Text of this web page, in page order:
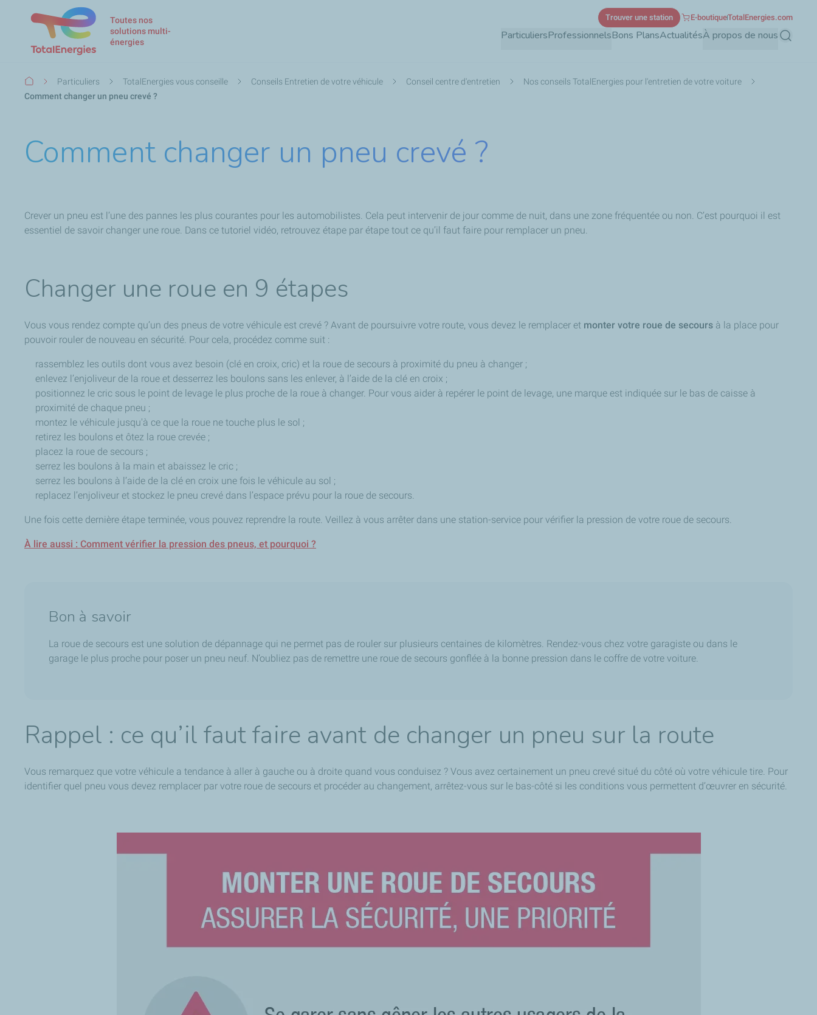
Toutes nos
solutions multi-
énergies
ParticuliersProfessionnelsBons PlansActualitésÀ propos de nous
Trouver une station E-boutiqueTotalEnergies.com
Fil
d'Ariane
Particuliers TotalEnergies vous conseille Conseils Entretien de votre véhicule Conseil centre d'entretien
Nos conseils TotalEnergies pour l'entretien de votre voiture
Comment changer un pneu crevé ?
Comment changer un pneu crevé ?
Crever un pneu est l’une des pannes les plus courantes pour les automobilistes. Cela peut intervenir de jour comme de nuit, dans une zone fréquentée ou non. C’est pourquoi il est
essentiel de savoir changer une roue. Dans ce tutoriel vidéo, retrouvez étape par étape tout ce qu’il faut faire pour remplacer un pneu.
Changer une roue en 9 étapes
Vous vous rendez compte qu’un des pneus de votre véhicule est crevé ? Avant de poursuivre votre route, vous devez le remplacer et monter votre roue de secours à la place pour
pouvoir rouler de nouveau en sécurité. Pour cela, procédez comme suit :
rassemblez les outils dont vous avez besoin (clé en croix, cric) et la roue de secours à proximité du pneu à changer ;
enlevez l’enjoliveur de la roue et desserrez les boulons sans les enlever, à l’aide de la clé en croix ;
positionnez le cric sous le point de levage le plus proche de la roue à changer. Pour vous aider à repérer le point de levage, une marque est indiquée sur le bas de caisse à
proximité de chaque pneu ;
montez le véhicule jusqu'à ce que la roue ne touche plus le sol ;
retirez les boulons et ôtez la roue crevée ;
placez la roue de secours ;
serrez les boulons à la main et abaissez le cric ;
serrez les boulons à l’aide de la clé en croix une fois le véhicule au sol ;
replacez l’enjoliveur et stockez le pneu crevé dans l’espace prévu pour la roue de secours.
Une fois cette dernière étape terminée, vous pouvez reprendre la route. Veillez à vous arrêter dans une station-service pour vérifier la pression de votre roue de secours.
À lire aussi : Comment vérifier la pression des pneus, et pourquoi ?
Bon à savoir
La roue de secours est une solution de dépannage qui ne permet pas de rouler sur plusieurs centaines de kilomètres. Rendez-vous chez votre garagiste ou dans le
garage le plus proche pour poser un pneu neuf. N’oubliez pas de remettre une roue de secours gonflée à la bonne pression dans le coffre de votre voiture.
Rappel : ce qu’il faut faire avant de changer un pneu sur la route
Vous remarquez que votre véhicule a tendance à aller à gauche ou à droite quand vous conduisez ? Vous avez certainement un pneu crevé situé du côté où votre véhicule tire. Pour
identifier quel pneu vous devez remplacer par votre roue de secours et procéder au changement, arrêtez-vous sur le bas-côté si les conditions vous permettent d’œuvrer en sécurité.